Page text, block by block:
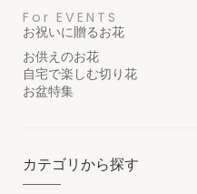
For EVENTS
お祝いに贈るお花
お供えのお花
自宅で楽しむ切り花
お盆特集
カテゴリから探す